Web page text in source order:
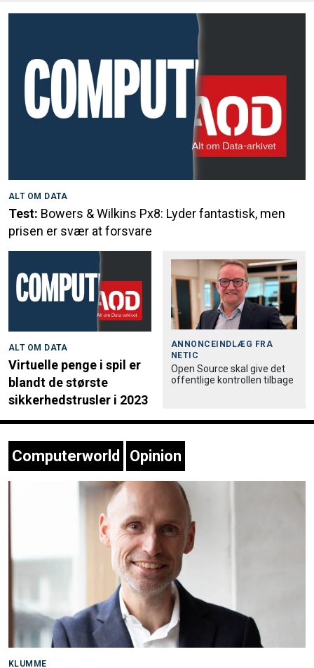
ALT OM DATA
Test: Bowers & Wilkins Px8: Lyder fantastisk, men
prisen er svær at forsvare
ALT OM DATA
Virtuelle penge i spil er
blandt de største
sikkerhedstrusler i 2023
ANNONCEINDLÆG FRA
NETIC
Open Source skal give det
offentlige kontrollen tilbage
Computerworld Opinion
KLUMME